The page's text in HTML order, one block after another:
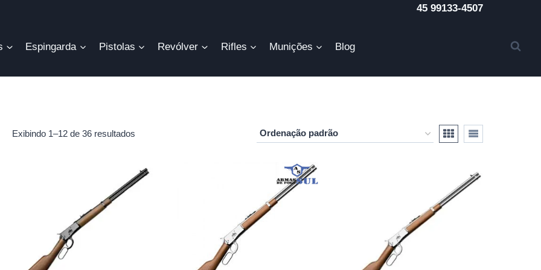
45 99133-4507
Espingarda Pistolas Revólver Rifles Munições Blog
Exibindo 1–12 de 36 resultados